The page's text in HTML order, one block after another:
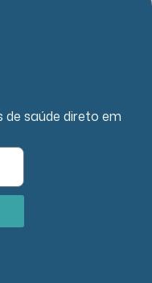
de saúde direto em